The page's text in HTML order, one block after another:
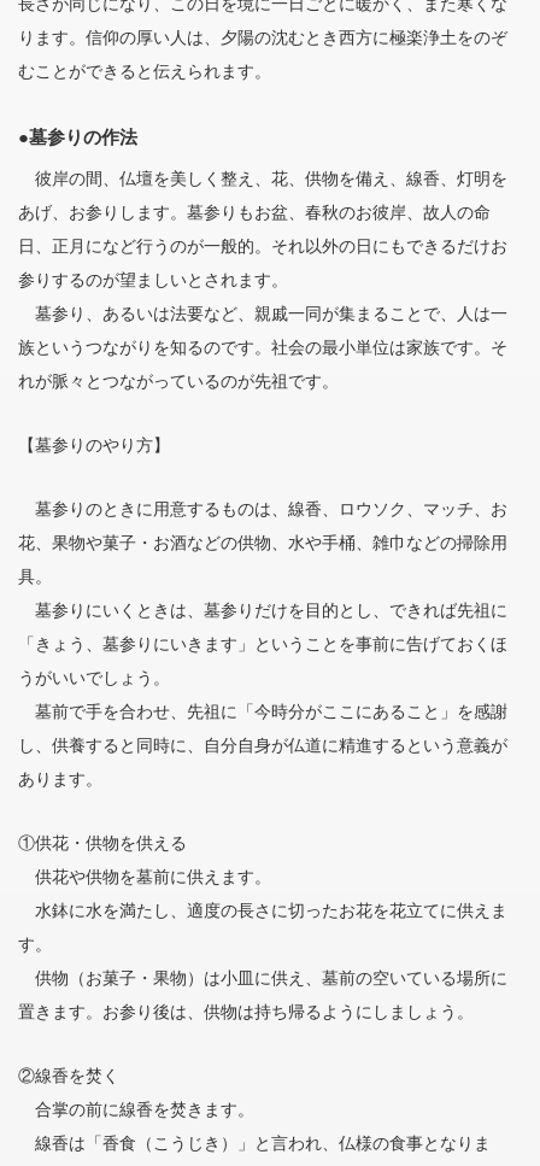
ります。信仰の厚い人は、夕陽の沈むとき西方に極楽浄土をのぞ
むことができると伝えられます。
●墓参りの作法
彼岸の間、仏壇を美しく整え、花、供物を備え、線香、灯明を
あげ、お参りします。墓参りもお盆、春秋のお彼岸、故人の命
日、正月になど行うのが一般的。それ以外の日にもできるだけお
参りするのが望ましいとされます。
墓参り、あるいは法要など、親戚一同が集まることで、人は一
族というつながりを知るのです。社会の最小単位は家族です。そ
れが脈々とつながっているのが先祖です。
【墓参りのやり方】
墓参りのときに用意するものは、線香、ロウソク、マッチ、お
花、果物や菓子・お酒などの供物、水や手桶、雑巾などの掃除用
具。
墓参りにいくときは、墓参りだけを目的とし、できれば先祖に
「きょう、墓参りにいきます」ということを事前に告げておくほ
うがいいでしょう。
墓前で手を合わせ、先祖に「今時分がここにあること」を感謝
し、供養すると同時に、自分自身が仏道に精進するという意義が
あります。
①供花・供物を供える
供花や供物を墓前に供えます。
水鉢に水を満たし、適度の長さに切ったお花を花立てに供えま
す。
供物（お菓子・果物）は小皿に供え、墓前の空いている場所に
置きます。お参り後は、供物は持ち帰るようにしましょう。
②線香を焚く
合掌の前に線香を焚きます。
線香は「香食（こうじき）」と言われ、仏様の食事となりま